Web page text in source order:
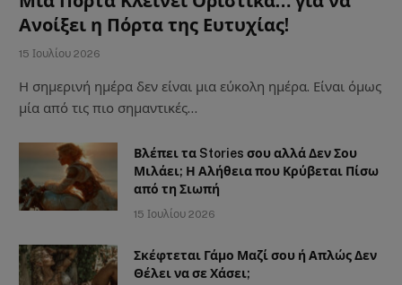
Ανοίξει η Πόρτα της Ευτυχίας!
15 Ιουλίου 2026
Η σημερινή ημέρα δεν είναι μια εύκολη ημέρα. Είναι όμως
μία από τις πιο σημαντικές…
Βλέπει τα Stories σου αλλά Δεν Σου
Μιλάει; Η Αλήθεια που Κρύβεται Πίσω
από τη Σιωπή
15 Ιουλίου 2026
Σκέφτεται Γάμο Μαζί σου ή Απλώς Δεν
Θέλει να σε Χάσει;